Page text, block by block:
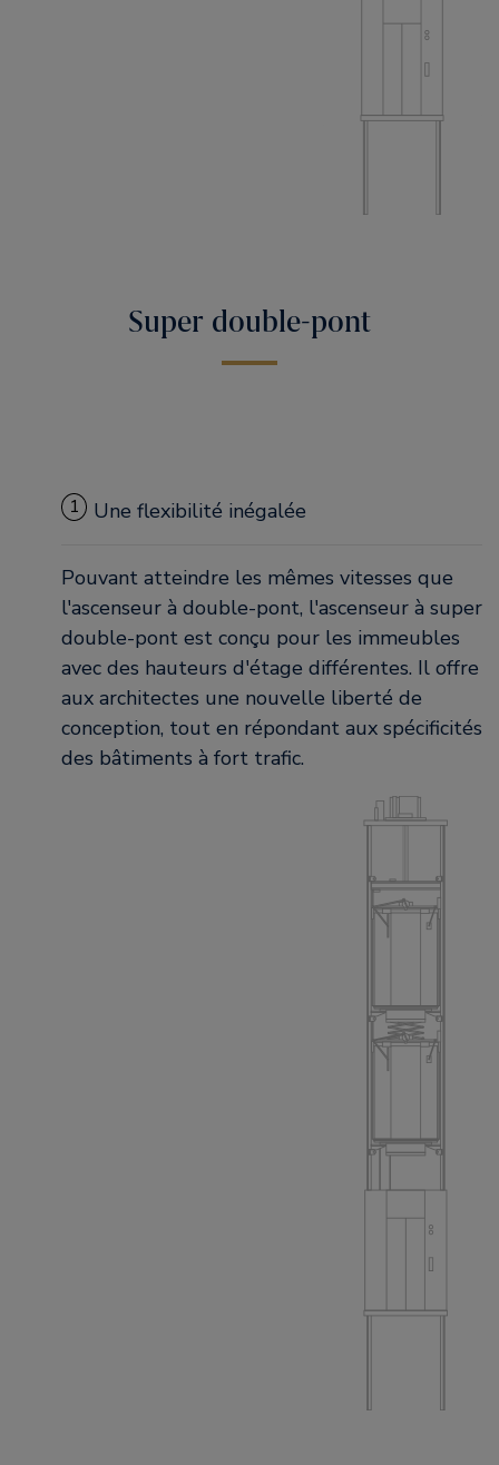
Super double-pont
1 Une flexibilité inégalée
Pouvant atteindre les mêmes vitesses que
l'ascenseur à double-pont, l'ascenseur à super
double-pont est conçu pour les immeubles
avec des hauteurs d'étage différentes. Il offre
aux architectes une nouvelle liberté de
conception, tout en répondant aux spécificités
des bâtiments à fort trafic.